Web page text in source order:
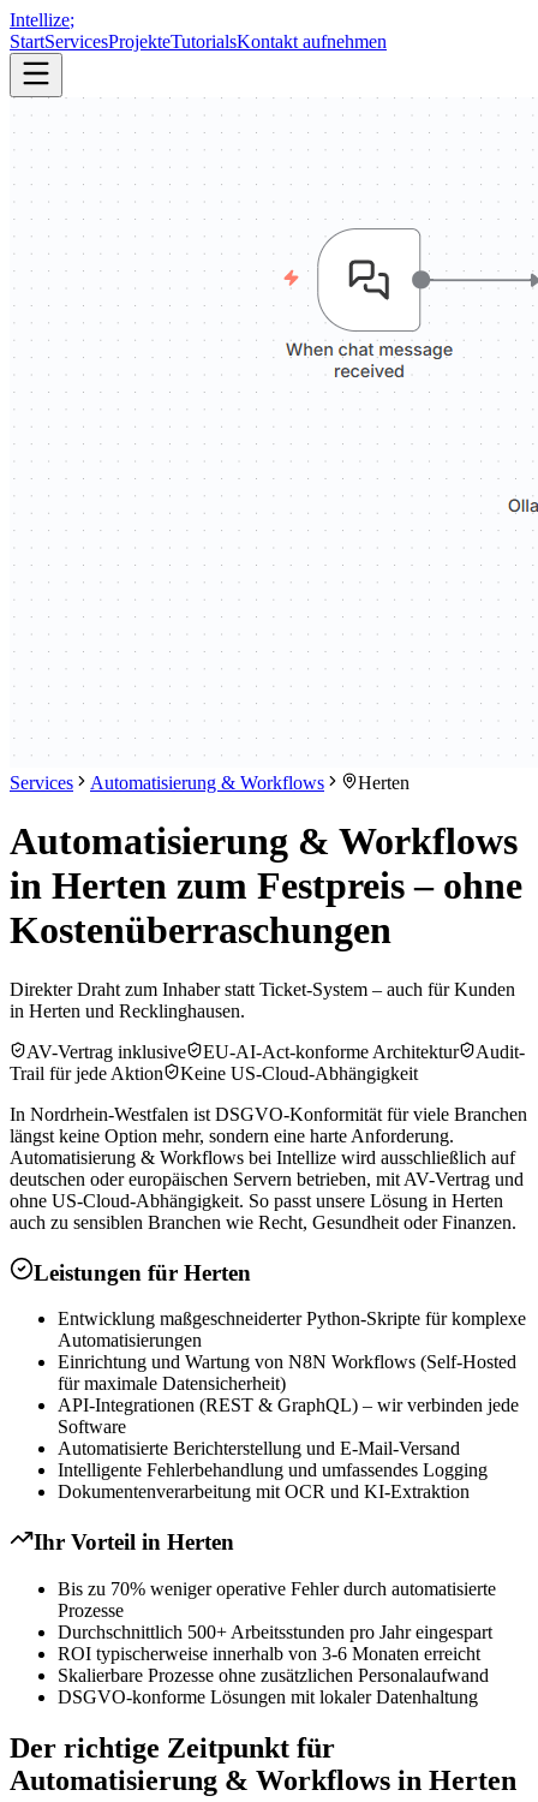
Intellize;
StartServicesProjekteTutorialsKontakt aufnehmen
Services Automatisierung & Workflows Herten
Automatisierung & Workflows
in Herten zum Festpreis – ohne
Kostenüberraschungen
Direkter Draht zum Inhaber statt Ticket-System – auch für Kunden
in Herten und Recklinghausen.
AV-Vertrag inklusive
EU-AI-Act-konforme Architektur
Audit-
Trail für jede Aktion
Keine US-Cloud-Abhängigkeit
In Nordrhein-Westfalen ist DSGVO-Konformität für viele Branchen
längst keine Option mehr, sondern eine harte Anforderung.
Automatisierung & Workflows bei Intellize wird ausschließlich auf
deutschen oder europäischen Servern betrieben, mit AV-Vertrag und
ohne US-Cloud-Abhängigkeit. So passt unsere Lösung in Herten
auch zu sensiblen Branchen wie Recht, Gesundheit oder Finanzen.
Leistungen für Herten
Entwicklung maßgeschneiderter Python-Skripte für komplexe
Automatisierungen
Einrichtung und Wartung von N8N Workflows (Self-Hosted
für maximale Datensicherheit)
API-Integrationen (REST & GraphQL) – wir verbinden jede
Software
Automatisierte Berichterstellung und E-Mail-Versand
Intelligente Fehlerbehandlung und umfassendes Logging
Dokumentenverarbeitung mit OCR und KI-Extraktion
Ihr Vorteil in Herten
Bis zu 70% weniger operative Fehler durch automatisierte
Prozesse
Durchschnittlich 500+ Arbeitsstunden pro Jahr eingespart
ROI typischerweise innerhalb von 3-6 Monaten erreicht
Skalierbare Prozesse ohne zusätzlichen Personalaufwand
DSGVO-konforme Lösungen mit lokaler Datenhaltung
Der richtige Zeitpunkt für
Automatisierung & Workflows in Herten